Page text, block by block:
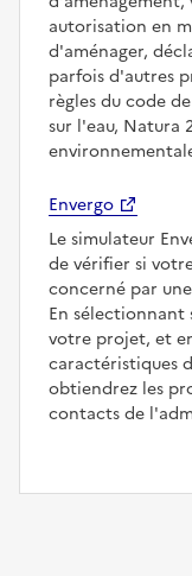
autorisation en
d'aménager,
parfois d'autres
règles du code
sur l'eau, Natura
Envergo
Le simulateur
de vérifier si
concerné par
En
votre projet, et
caractéristiques
obtiendrez les
contacts de